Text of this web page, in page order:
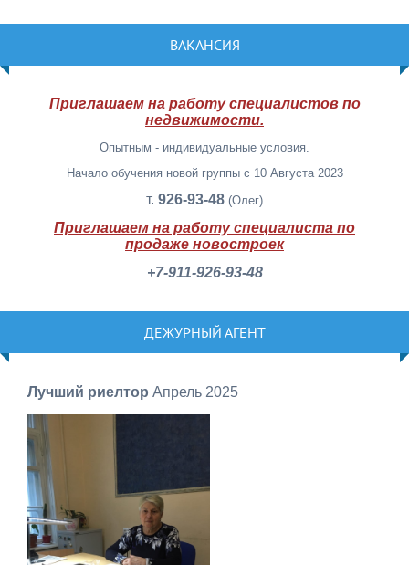
ВАКАНСИЯ
Приглашаем на работу специалистов по
недвижимости.
Опытным - индивидуальные условия.
Начало обучения новой группы с 10 Августа 2023
т. 926-93-48 (Олег)
Приглашаем на работу специалиста по
продаже новостроек
+7-911-926-93-48
ДЕЖУРНЫЙ АГЕНТ
Лучший риелтор Апрель 2025